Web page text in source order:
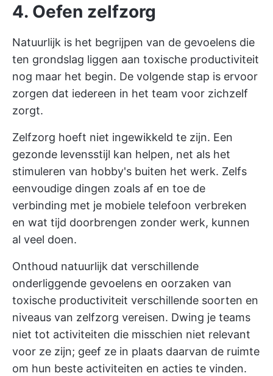
4. Oefen zelfzorg
Natuurlijk is het begrijpen van de gevoelens die
ten grondslag liggen aan toxische productiviteit
nog maar het begin. De volgende stap is ervoor
zorgen dat iedereen in het team voor zichzelf
zorgt.
Zelfzorg hoeft niet ingewikkeld te zijn. Een
gezonde levensstijl kan helpen, net als het
stimuleren van hobby's buiten het werk. Zelfs
eenvoudige dingen zoals af en toe de
verbinding met je mobiele telefoon verbreken
en wat tijd doorbrengen zonder werk, kunnen
al veel doen.
Onthoud natuurlijk dat verschillende
onderliggende gevoelens en oorzaken van
toxische productiviteit verschillende soorten en
niveaus van zelfzorg vereisen. Dwing je teams
niet tot activiteiten die misschien niet relevant
voor ze zijn; geef ze in plaats daarvan de ruimte
om hun beste activiteiten en acties te vinden.